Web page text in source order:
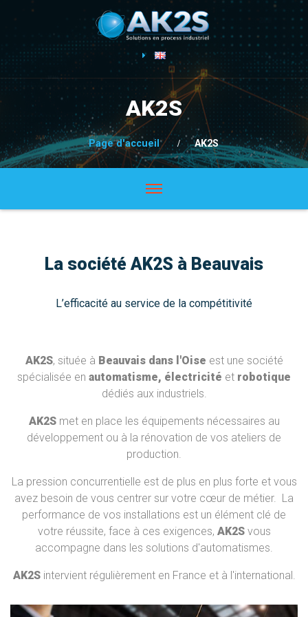
AK2S
Page d'accueil AK2S
La société AK2S à Beauvais
L’efficacité au service de la compétitivité
AK2S, située à Beauvais dans l'Oise est une société
spécialisée en automatisme, électricité et robotique
dédiés aux industriels.
AK2Smet en place les équipements nécessaires au
développement ou à la rénovation de vos ateliers de
production.
La pression concurrentielle est de plus en plus forte et vous
avez besoin de vous centrer sur votre cœur de métier. La
performance de vos installations est un élément clé de
votre réussite, face à ces exigences, AK2Svous
accompagne dans les solutions d'automatismes.
AK2Sintervient régulièrement en France et à l'international.